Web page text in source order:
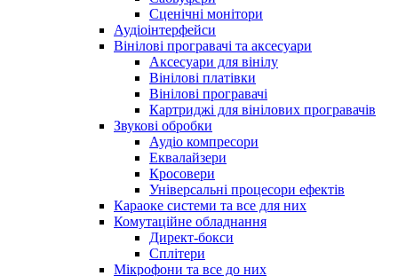
Сценічні монітори
Аудіоінтерфейси
Вінілові програвачі та аксесуари
Аксесуари для вінілу
Вінілові платівки
Вінілові програвачі
Картриджі для вінілових програвачів
Звукові обробки
Аудіо компресори
Еквалайзери
Кросовери
Універсальні процесори ефектів
Караоке системи та все для них
Комутаційне обладнання
Директ-бокси
Сплітери
Мікрофони та все до них